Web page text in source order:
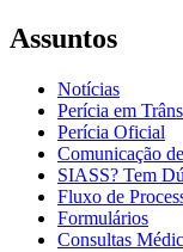
Assuntos
Notícias
Perícia em
Perícia Oficial
Comunicação
SIASS? Tem
Fluxo de
Formulários
Consultas